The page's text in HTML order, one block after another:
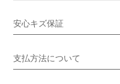
安心キズ保証
支払方法について